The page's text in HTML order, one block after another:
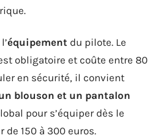
équipement du pilote. Le
obligatoire et coûte entre 80
en sécurité, il convient
blouson et un pantalon
pour s’équiper dès le
de 150 à 300 euros.